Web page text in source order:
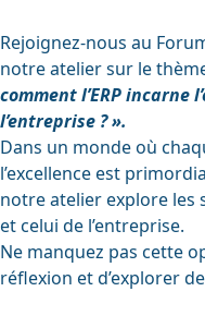
Rejoignez-nous au
notre atelier sur le
comment l’ERP incarne
l’entreprise ? ».
Dans un monde où
l’excellence est
notre atelier explore les
et celui de l’entreprise.
Ne manquez pas cette
réflexion et d’explorer